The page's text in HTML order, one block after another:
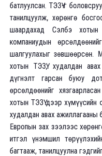
батлуулсан. ТЭЗҮ-г
танилцуулж, хөрөнгө
шаардахад Сэлбэ хотын
компаниудын
шалгуулахыг зөвшөөрсөн.
хотын ТЭЗҮ, худалдан
дүгнэлт гарсан буюу
өрсөлдөөнийг
хотын ТЭЗҮ дээр хүмүүсийн
худалдан авах ажиллагааны
Европын зах зээлээс
итгэл үнэмшил
багтааж, танилцуулна